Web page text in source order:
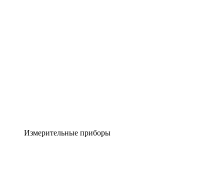
Измерительные приборы